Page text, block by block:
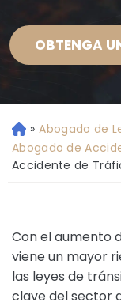
OBTENGA
Ini
ci
o
» Abogado de
Abogado de
Accidente de
Con el aumento
viene un mayor
las leyes de
clave del sector